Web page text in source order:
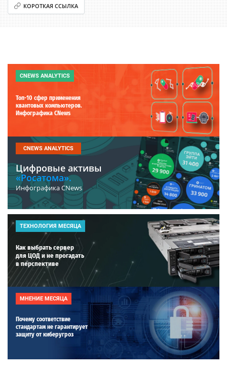
КОРОТКАЯ ССЫЛКА
CNEWS ANALYTICS
Топ-10 сфер применения
квантовых компьютеров.
Инфографика CNews
CNEWS ANALYTICS
Цифровые активы
«Росатома».
Инфографика CNews
ТЕХНОЛОГИЯ МЕСЯЦА
Как выбрать сервер
для ЦОД и не прогадать
в перспективе
МНЕНИЕ МЕСЯЦА
Почему соответствие
стандартам не гарантирует
защиту от киберугроз